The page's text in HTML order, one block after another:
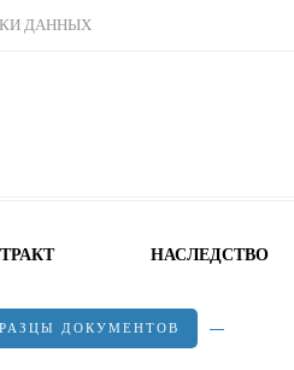
ДАННЫХ
НАСЛЕДСТВО
ДОКУМЕНТОВ